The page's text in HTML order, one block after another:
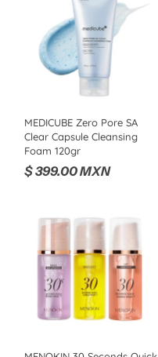
MEDICUBE Zero Pore SA
Clear Capsule Cleansing
Foam 120gr
$ 399.00 MXN